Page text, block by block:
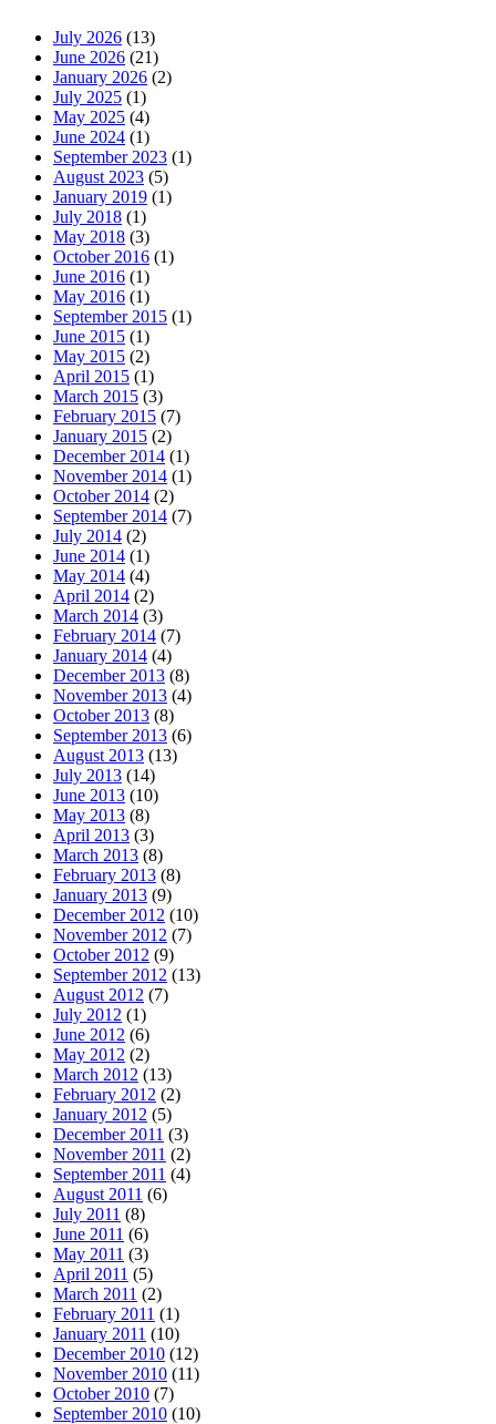
July 2026 (13)
June 2026 (21)
January 2026 (2)
July 2025 (1)
May 2025 (4)
June 2024 (1)
September 2023 (1)
August 2023 (5)
January 2019 (1)
July 2018 (1)
May 2018 (3)
October 2016 (1)
June 2016 (1)
May 2016 (1)
September 2015 (1)
June 2015 (1)
May 2015 (2)
April 2015 (1)
March 2015 (3)
February 2015 (7)
January 2015 (2)
December 2014 (1)
November 2014 (1)
October 2014 (2)
September 2014 (7)
July 2014 (2)
June 2014 (1)
May 2014 (4)
April 2014 (2)
March 2014 (3)
February 2014 (7)
January 2014 (4)
December 2013 (8)
November 2013 (4)
October 2013 (8)
September 2013 (6)
August 2013 (13)
July 2013 (14)
June 2013 (10)
May 2013 (8)
April 2013 (3)
March 2013 (8)
February 2013 (8)
January 2013 (9)
December 2012 (10)
November 2012 (7)
October 2012 (9)
September 2012 (13)
August 2012 (7)
July 2012 (1)
June 2012 (6)
May 2012 (2)
March 2012 (13)
February 2012 (2)
January 2012 (5)
December 2011 (3)
November 2011 (2)
September 2011 (4)
August 2011 (6)
July 2011 (8)
June 2011 (6)
May 2011 (3)
April 2011 (5)
March 2011 (2)
February 2011 (1)
January 2011 (10)
December 2010 (12)
November 2010 (11)
October 2010 (7)
September 2010 (10)